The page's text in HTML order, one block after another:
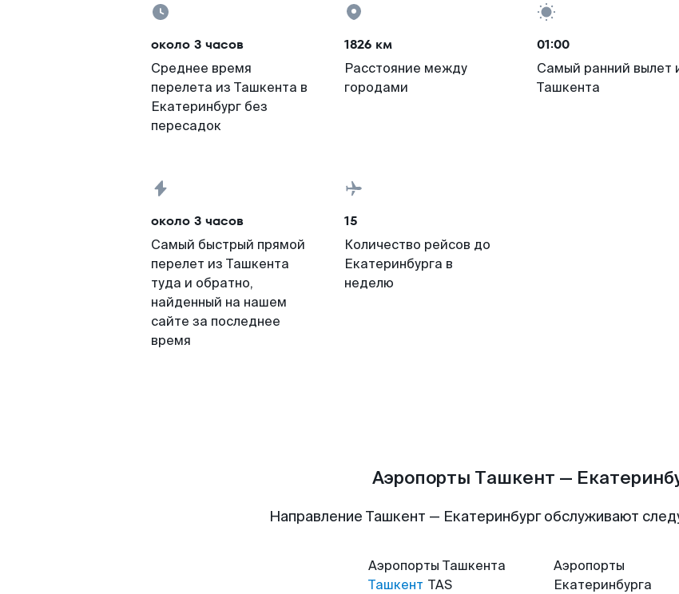
около 3 часов
Среднее время
перелета из Ташкента в
Екатеринбург без
пересадок
1826 км
Расстояние между
городами
01:00
Самый ранний вылет
Ташкента
около 3 часов
Самый быстрый прямой
перелет из Ташкента
туда и обратно,
найденный на нашем
сайте за последнее
время
15
Количество рейсов до
Екатеринбурга в
неделю
Аэропорты Ташкент —
Направление Ташкент — Екатеринбург обслуживают
Аэропорты Ташкента
Ташкент TAS
Аэропорты
Екатеринбурга